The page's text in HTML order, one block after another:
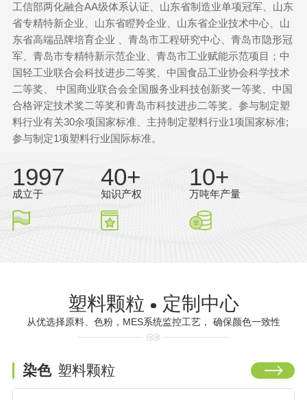
工信部两化融合AA级体系认证、山东省制造业单项冠军、山东
省专精特新企业、山东省瞪羚企业、山东省企业技术中心、山
东省高端品牌培育企业 、青岛市工程研究中心、青岛市隐形冠
军、青岛市专精特新示范企业、青岛市工业赋能示范项目；中
国轻工业联合会科技进步二等奖、中国食品工业协会科学技术
二等奖、 中国商业联合会全国服务业科技创新奖一等奖、中国
合格评定技术奖二等奖和青岛市科技进步二等奖。参与制定塑
料行业有关30余项国家标准、主持制定塑料行业1项国家标准;
参与制定1项塑料行业国际标准。
1997
成立于
40+
知识产权
10+
万吨年产量
塑料颗粒 定制中心
从优选择原料、色粉，MES系统监控工艺， 确保颜色一致性
染色 塑料颗粒